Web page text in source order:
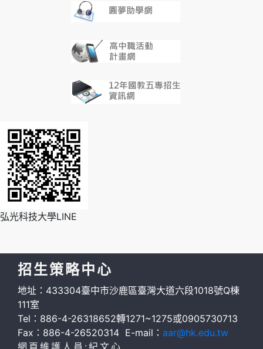
弘光科技大學LINE
招生策略中心
地址：433304臺中市沙鹿區臺灣大道六段1018號Q棟
111室
Tel：886-4-26318652轉1271~1275或0905730713
Fax：886-4-26520314 E-mail： aar@hk.edu.tw